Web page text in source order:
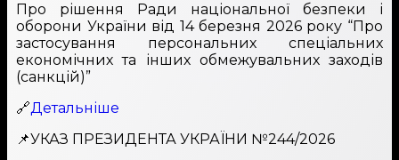
Про рішення Ради національної безпеки і
оборони України від 14 березня 2026 року “Про
застосування персональних спеціальних
економічних та інших обмежувальних заходів
(санкцій)”
🔗Детальніше
📌УКАЗ ПРЕЗИДЕНТА УКРАЇНИ №244/2026